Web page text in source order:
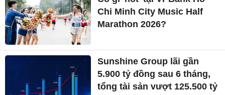
Chi Minh City Music Half
Marathon 2026?
Sunshine Group lãi gần
5.900 tỷ đồng sau 6 tháng,
tổng tài sản vượt 125.500 tỷ